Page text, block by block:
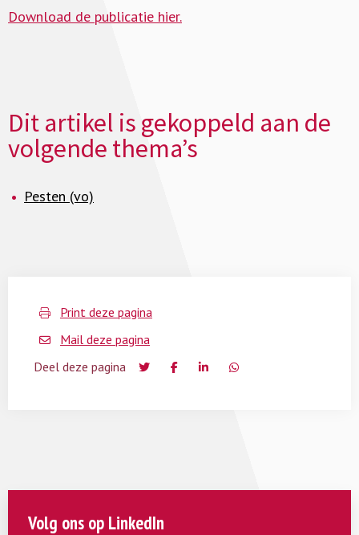
Download de publicatie hier.
Dit artikel is gekoppeld aan de
volgende thema’s
Pesten (vo)
Print deze pagina
Mail deze pagina
Deel deze pagina
Volg ons op LinkedIn